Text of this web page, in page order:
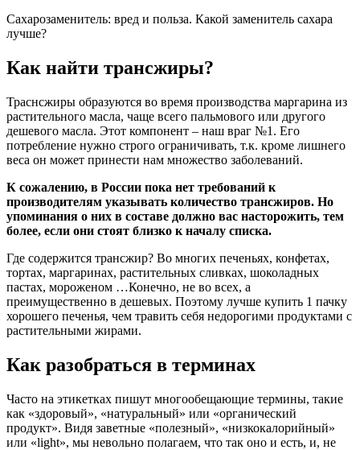
Сахарозаменитель: вред и польза. Какой заменитель сахара
лучше?
Как найти трансжиры?
Траснсжиры образуются во время производства маргарина из
растительного масла, чаще всего пальмового или другого
дешевого масла. Этот компонент – наш враг №1. Его
потребление нужно строго ограничивать, т.к. кроме лишнего
веса он может принести нам множество заболеваний.
К сожалению, в России пока нет требований к
производителям указывать количество трансжиров. Но
упоминания о них в составе должно вас насторожить, тем
более, если они стоят близко к началу списка.
Где содержится трансжир? Во многих печеньях, конфетах,
тортах, маргаринах, растительных сливках, шоколадных
пастах, мороженом …Конечно, не во всех, а
преимущественно в дешевых. Поэтому лучше купить 1 пачку
хорошего печенья, чем травить себя недорогими продуктами с
растительными жирами.
Как разобраться в терминах
Часто на этикетках пишут многообещающие термины, такие
как «здоровый», «натуральный» или «органический
продукт». Видя заветные «полезный», «низкокалорийный»
или «light», мы невольно полагаем, что так оно и есть, и, не